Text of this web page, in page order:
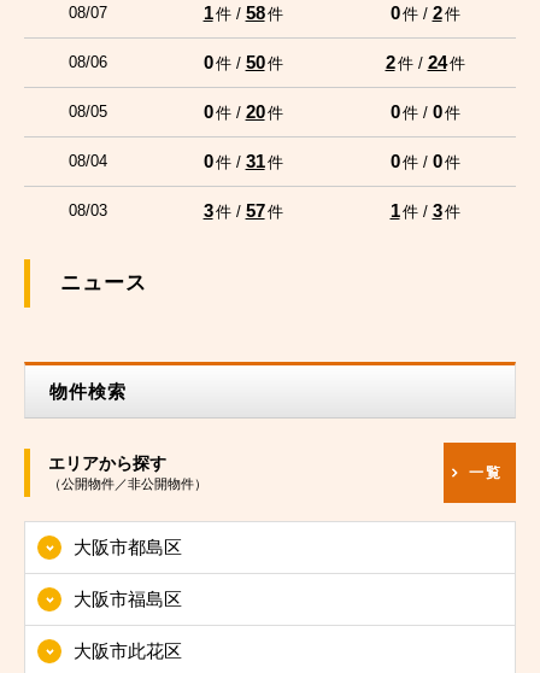
08/07 1件 / 58件 0件 / 2件
08/06 0件 / 50件 2件 / 24件
08/05 0件 / 20件 0件 / 0件
08/04 0件 / 31件 0件 / 0件
08/03 3件 / 57件 1件 / 3件
ニュース
物件検索
エリアから探す
（公開物件／非公開物件）
一覧
大阪市都島区
大阪市福島区
大阪市此花区